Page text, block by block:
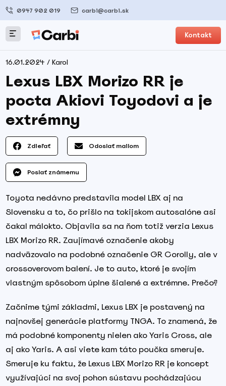
0947 902 019 carbi@carbi.sk
Kontakt
16.01.2024 / Karol
Lexus LBX Morizo RR je
pocta Akiovi Toyodovi a je
extrémny
Zdieľať Odoslať mailom
Poslať známemu
Toyota nedávno predstavila model LBX aj na
Slovensku a to, čo prišlo na tokijskom autosalóne asi
čakal málokto. Objavila sa na ňom totiž verzia Lexus
LBX Morizo RR. Zaujímavé označenie akoby
nadväzovalo na podobné označenie GR Corolly, ale v
crossoverovom balení. Je to auto, ktoré je svojím
vlastným spôsobom úplne šialené a extrémne. Prečo?
Začnime tými základmi, Lexus LBX je postavený na
najnovšej generácie platformy TNGA. To znamená, že
má podobné komponenty nielen ako Yaris Cross, ale
aj ako Yaris. A asi viete kam táto poučka smeruje.
Smeruje ku faktu, že Lexus LBX Morizo RR je koncept
využívajúci na svoj pohon sústavu pochádzajúcu